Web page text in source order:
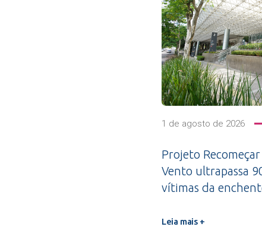
1 de agosto de 2026
Projeto
Vento ultrapassa
vítimas da
Leia mais +